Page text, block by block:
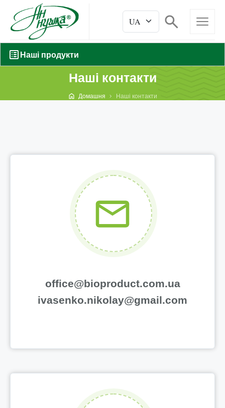
Наші продукти
Наші контакти
Домашня Наші контакти
office@bioproduct.com.ua
ivasenko.nikolay@gmail.com